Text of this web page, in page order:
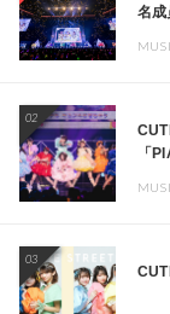
名成
02
「
03